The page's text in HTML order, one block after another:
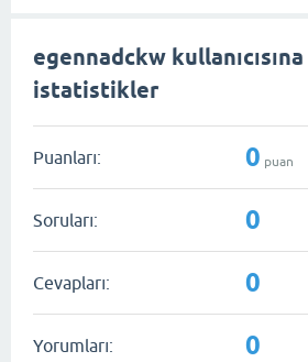
egennadckw
istatistikler
Puanları: 0 puan
Soruları: 0
Cevapları: 0
Yorumları: 0